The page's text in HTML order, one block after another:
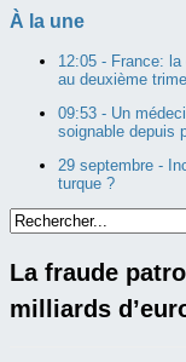
À la une
12:05 - France:
au deuxième
09:53 - Un
soignable depuis
29 septembre -
turque ?
La fraude
milliards